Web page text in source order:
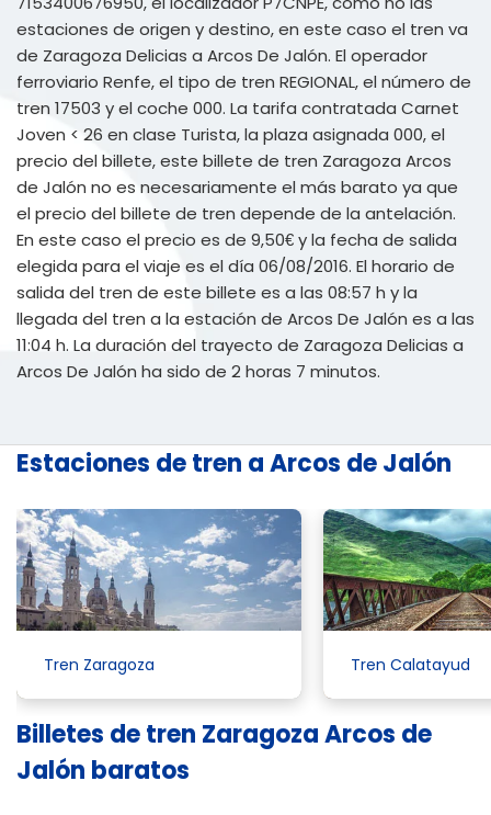
estaciones de origen y destino, en este caso el tren va
de Zaragoza Delicias a Arcos De Jalón. El operador
ferroviario Renfe, el tipo de tren REGIONAL, el número de
tren 17503 y el coche 000. La tarifa contratada Carnet
Joven < 26 en clase Turista, la plaza asignada 000, el
precio del billete, este billete de tren Zaragoza Arcos
de Jalón no es necesariamente el más barato ya que
el precio del billete de tren depende de la antelación.
En este caso el precio es de 9,50€ y la fecha de salida
elegida para el viaje es el día 06/08/2016. El horario de
salida del tren de este billete es a las 08:57 h y la
llegada del tren a la estación de Arcos De Jalón es a las
11:04 h. La duración del trayecto de Zaragoza Delicias a
Arcos De Jalón ha sido de 2 horas 7 minutos.
Estaciones de tren a Arcos de Jalón
Tren Zaragoza Tren Calatayud
Billetes de tren Zaragoza Arcos de
Jalón baratos